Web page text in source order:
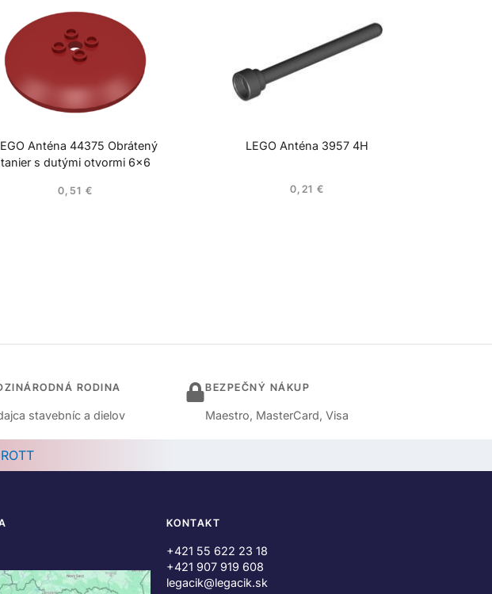
Anténa 44375 Obrátený
tanier s dutými otvormi 6×6
0,51€
LEGO Anténa 3957 4H
0,21€
RODINA
stavebníc a dielov
BEZPEČNÝ NÁKUP
Maestro, MasterCard, Visa
KONTAKT
+421 55 622 23 18
+421 907 919 608
legacik@legacik.sk